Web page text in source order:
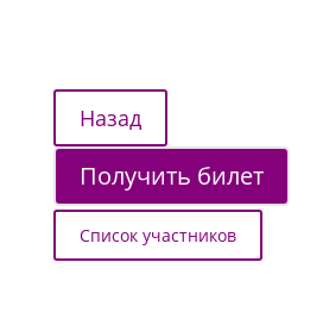
Получить билет
Список участников